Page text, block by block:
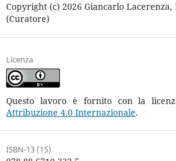
Copyright (c) 2026 Giancarlo
(Curatore)
Licenza
Questo lavoro è fornito con la
Attribuzione 4.0 Internazionale.
ISBN-13 (15)